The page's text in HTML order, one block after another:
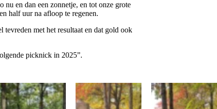
nu en dan een zonnetje, en tot onze grote
half uur na afloop te regenen.
tevreden met het resultaat en dat gold ook
picknick in 2025”.